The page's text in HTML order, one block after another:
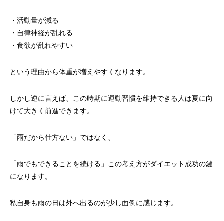
・活動量が減る
・自律神経が乱れる
・食欲が乱れやすい
という理由から体重が増えやすくなります。
しかし逆に言えば、この時期に運動習慣を維持できる人は夏に向
けて大きく前進できます。
「雨だから仕方ない」ではなく、
「雨でもできることを続ける」この考え方がダイエット成功の鍵
になります。
私自身も雨の日は外へ出るのが少し面倒に感じます。